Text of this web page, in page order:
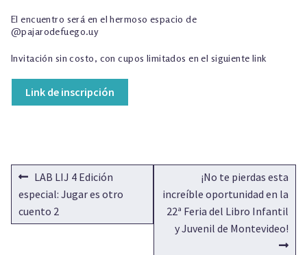
TALLER EXPLORACIONES LITERARIAS
TALLER EXPLORACIONES LITERARIAS
El encuentro será en el hermoso espacio de
@pajarodefuego.uy
Invitación sin costo, con cupos limitados en el siguiente link
Link de inscripción
NAVEGACIÓN
DE
ENTRADAS
Anterior:
LAB LIJ 4 Edición
especial: Jugar es otro
cuento 2
Siguiente:
¡No te pierdas esta
increíble oportunidad en la
22ª Feria del Libro Infantil
y Juvenil de Montevideo!